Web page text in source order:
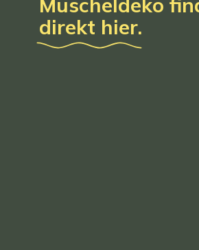
direkt hier.